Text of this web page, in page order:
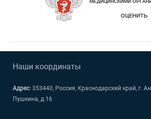
Наши координаты
Адрес:353440, Россия, Краснодарский край, г.
Пушкина, д.16